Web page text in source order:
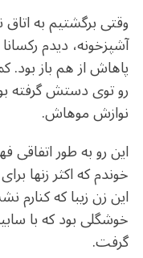
وقتی برگشتیم به
آشپزخونه، دیدم
پاهاش از هم باز بود.
رو توی دستش گرفته
نوازش موهاش.
این رو به طور اتفاقی
خوندم که اکثر زنها
این زن زیبا که
خوشگلی بود که با
گرفت.